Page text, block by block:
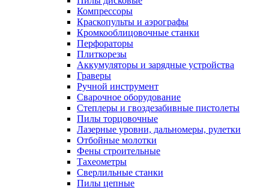
Компрессоры
Краскопульты и аэрографы
Кромкооблицовочные станки
Перфораторы
Плиткорезы
Аккумуляторы и зарядные устройства
Граверы
Ручной инструмент
Сварочное оборудование
Степлеры и гвоздезабивные пистолеты
Пилы торцовочные
Лазерные уровни, дальномеры, рулетки
Отбойные молотки
Фены строительные
Тахеометры
Сверлильные станки
Пилы цепные